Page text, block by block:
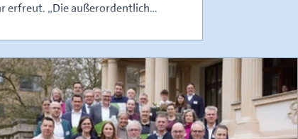
erfreut. „Die außerordentlich
gibt ein klares Signal an die
in den Betrieben u